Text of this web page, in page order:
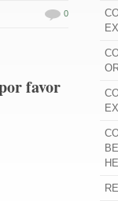
0
favor